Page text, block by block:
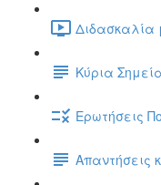
Διδασκαλία
Κύρια
Ερωτήσεις
Απαντήσεις